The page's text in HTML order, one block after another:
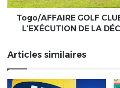
DE
DÉCISION
Togo/AFFAIRE GOLF
L’EXÉCUTION DE LA
Articles similaires